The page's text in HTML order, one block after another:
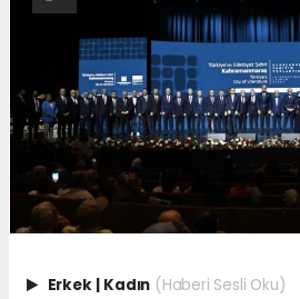
Erkek Kadın (Haberi Sesli Oku)